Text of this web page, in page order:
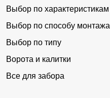
Выбор по характеристикам
Выбор по способу монтажа
Выбор по типу
Ворота и калитки
Все для забора